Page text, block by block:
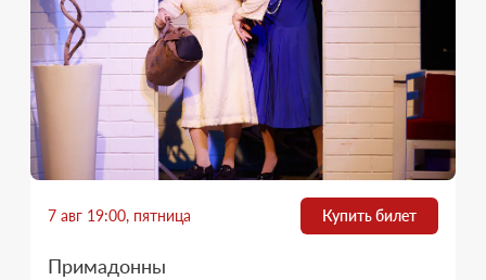
7 авг 19:00, пятница Купить билет
Примадонны